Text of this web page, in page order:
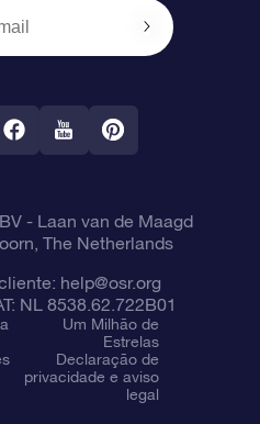
to the stars
- Laan van de Maagd
The Netherlands
help@osr.org
NL 8538.62.722B01
Um Milhão de
Estrelas
Declaração de
privacidade e aviso
legal